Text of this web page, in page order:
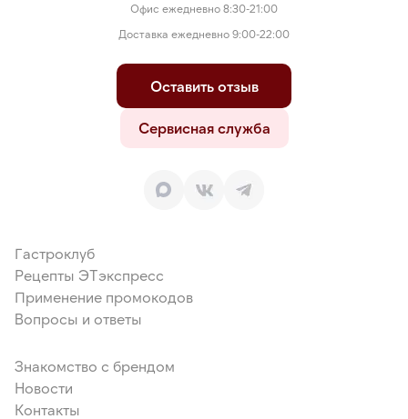
Офис ежедневно 8:30-21:00
Доставка ежедневно 9:00-22:00
Оставить отзыв
Сервисная служба
Гастроклуб
Рецепты ЭТэкспресс
Применение промокодов
Вопросы и ответы
Знакомство с брендом
Новости
Контакты